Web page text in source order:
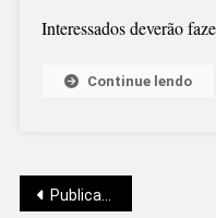
Interessados deverão
Continue lendo
Publicações mais antigas